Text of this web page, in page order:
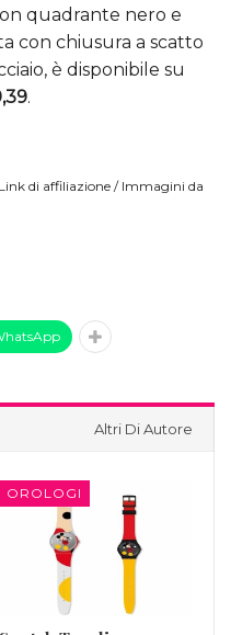
quadrante nero e
con chiusura a scatto
è disponibile su
.
di affiliazione / Immagini da
Altri Di Autore
OROLOGI